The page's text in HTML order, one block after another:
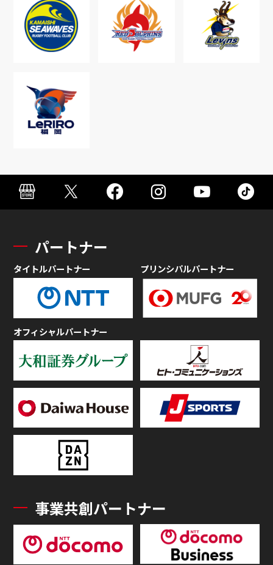
パートナー
タイトルパートナー プリンシパルパートナー
オフィシャルパートナー
事業共創パートナー